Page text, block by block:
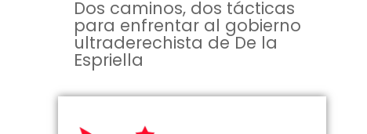
Dos caminos, dos tácticas
para enfrentar al gobierno
ultraderechista de De la
Espriella